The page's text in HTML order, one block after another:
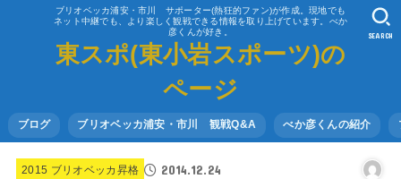
ブリオベッカ浦安・市川 サポーター(熱狂的ファン)が作成。現地でも
ネット中継でも、より楽しく観戦できる情報を取り上げています。べか
彦くんが好き。
東スポ(東小岩スポーツ)の
ページ
ブログ ブリオベッカ浦安・市川 観戦Q&A べか彦くんの紹介
SEARCH
2015 ブリオベッカ昇格 2014.12.24